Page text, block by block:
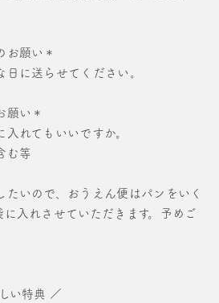
願い＊
に送らせてください。
い＊
れてもいいですか。
む等
いので、おうえん便はパンをいく
入れさせていただきます。予めご
い特典 ／